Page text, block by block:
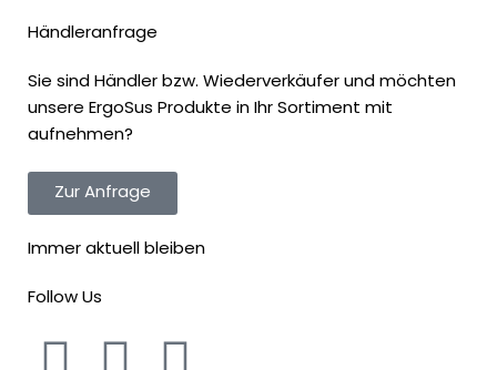
Händleranfrage
Sie sind Händler bzw. Wiederverkäufer und möchten
unsere ErgoSus Produkte in Ihr Sortiment mit
aufnehmen?
Zur Anfrage
Immer aktuell bleiben
Follow Us